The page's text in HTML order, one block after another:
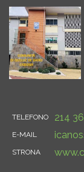
TELEFONO 214
E-MAIL
STRONA